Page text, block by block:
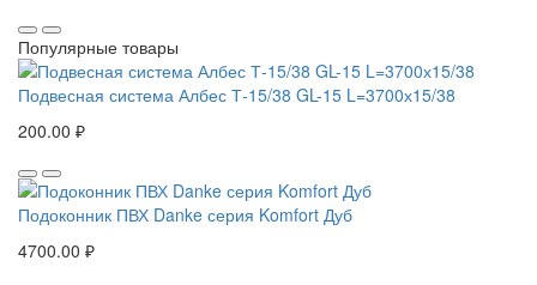
Популярные товары
Подвесная система Албес Т-15/38 GL-15 L=3700х15/38
200.00 ₽
Подоконник ПВХ Danke серия Komfort Дуб
4700.00 ₽